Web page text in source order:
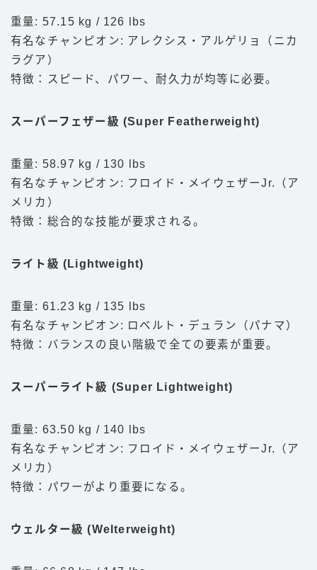
重量: 57.15 kg / 126 lbs
有名なチャンピオン: アレクシス・アルゲリョ（ニカ
ラグア）
特徴：スピード、パワー、耐久力が均等に必要。
スーパーフェザー級 (Super Featherweight)
重量: 58.97 kg / 130 lbs
有名なチャンピオン: フロイド・メイウェザーJr.（ア
メリカ）
特徴：総合的な技能が要求される。
ライト級 (Lightweight)
重量: 61.23 kg / 135 lbs
有名なチャンピオン: ロベルト・デュラン（パナマ）
特徴：バランスの良い階級で全ての要素が重要。
スーパーライト級 (Super Lightweight)
重量: 63.50 kg / 140 lbs
有名なチャンピオン: フロイド・メイウェザーJr.（ア
メリカ）
特徴：パワーがより重要になる。
ウェルター級 (Welterweight)